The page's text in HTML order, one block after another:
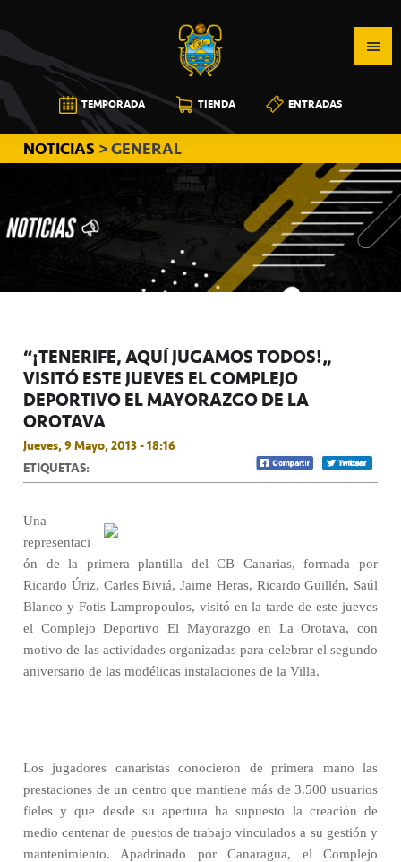
a
la
navegación
principal
al
contenido
principal
a
la
barra
lateral
principal
CB
CANARIAS
TEMPORADA TIENDA ENTRADAS
NOTICIAS > GENERAL
“¡TENERIFE, AQUÍ JUGAMOS TODOS!”
VISITÓ ESTE JUEVES EL COMPLEJO
DEPORTIVO EL MAYORAZGO DE LA
OROTAVA
Jueves, 9 Mayo, 2013 - 18:16
ETIQUETAS:
Una
representaci
ón de la primera plantilla del CB Canarias, formada por
Ricardo Úriz, Carles Biviá, Jaime Heras, Ricardo Guillén, Saúl
Blanco y Fotis Lampropoulos, visitó en la tarde de este jueves
el Complejo Deportivo El Mayorazgo en La Orotava, con
motivo de las actividades organizadas para celebrar el segundo
aniversario de las modélicas instalaciones de la Villa.
Los jugadores canaristas conocieron de primera mano las
prestaciones de un centro que mantiene más de 3.500 usuarios
fieles y que desde su apertura ha supuesto la creación de
medio centenar de puestos de trabajo vinculados a su gestión y
mantenimiento. Apadrinado por Canaragua, el Complejo